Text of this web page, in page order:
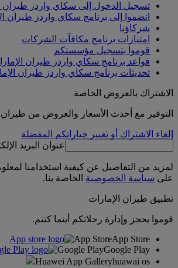
تسجيل الدخول إلى سكاي واردز طيران
انضموا إلى برنامج سكاي واردز طيران
شركاؤنا
امتيازات برنامج مكافآت الشركات
قوموا بتسجيل مؤسستكم
قواعد برنامج سكاي واردز طيران
تحديثات برنامج سكاي واردز طيران
الاشتراك بالعروض الخاصة
التوفير مع أحدث الأسعار والعروض من طيران
إلغاء الاشتراك أو تغيير خياراتكم المفضلة
عنوان البريد
لمزيد من التفاصيل عن كيفية استخدامنا
على سياسة الخصوصية الخاصة بنا.
تطبيق طيران الإمارات
قوموا بحجز وإدارة رحلاتكم أينما كنتم.
App StoreApp Store
Google PlayGoogle Play
Huawei App Galleryhuawai os